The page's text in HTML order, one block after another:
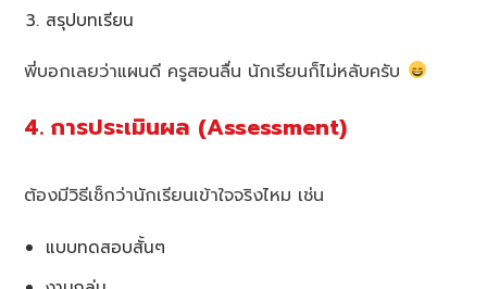
สรุปบทเรียน
พี่บอกเลยว่าแผนดี ครูสอนลื่น นักเรียนก็ไม่หลับครับ
4. การประเมินผล (Assessment)
ต้องมีวิธีเช็กว่านักเรียนเข้าใจจริงไหม เช่น
แบบทดสอบสั้นๆ